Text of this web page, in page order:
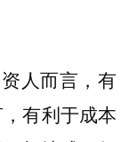
人而言，有
有利于成本